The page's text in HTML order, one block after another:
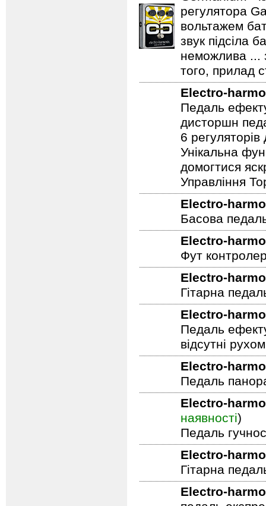
Electro-
Germanium -
регулятора
вольтажем
звук підсіла
неможлива ...
того, прилад
Electro-
Педаль
дисторшн
6
Унікальна
домогтися
Управління
Electro-
Басова
Electro-
Фут
Electro-
Гітарна
Electro-
Педаль
відсутні
Electro-
Педаль
Electro-
наявності)
Педаль
Electro-